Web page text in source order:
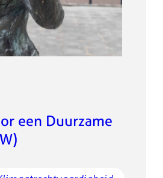
een Duurzame